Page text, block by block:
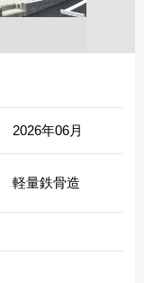
2026年06月
軽量鉄骨造